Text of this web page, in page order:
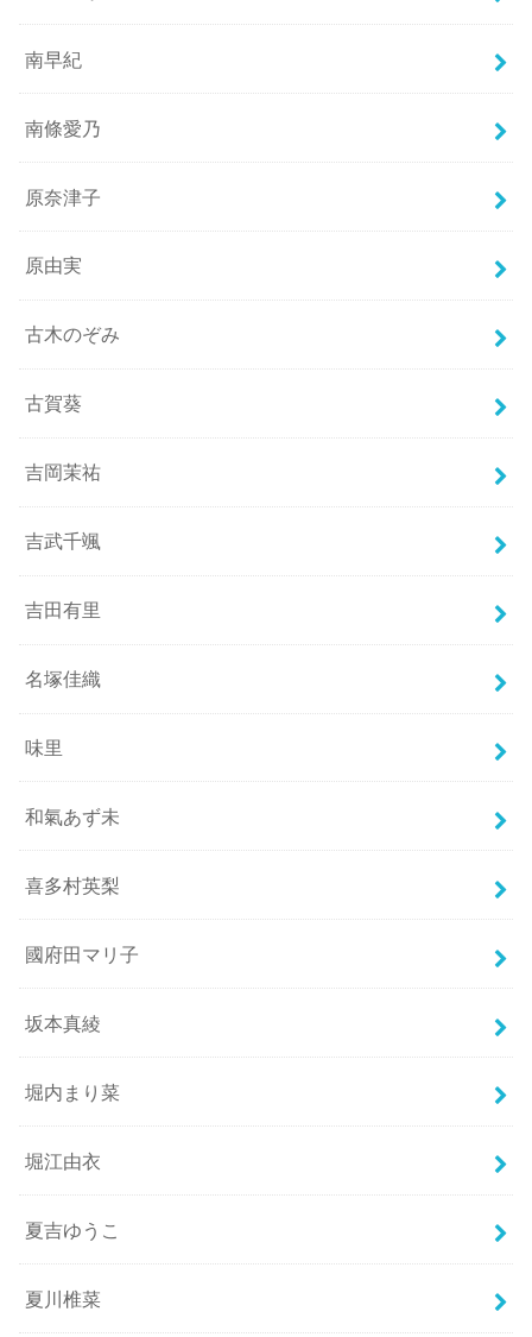
南早紀
南條愛乃
原奈津子
原由実
古木のぞみ
古賀葵
吉岡茉祐
吉武千颯
吉田有里
名塚佳織
味里
和氣あず未
喜多村英梨
國府田マリ子
坂本真綾
堀内まり菜
堀江由衣
夏吉ゆうこ
夏川椎菜